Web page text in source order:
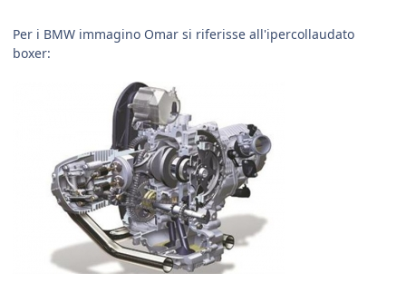
Per i BMW immagino Omar si riferisse all'ipercollaudato
boxer: